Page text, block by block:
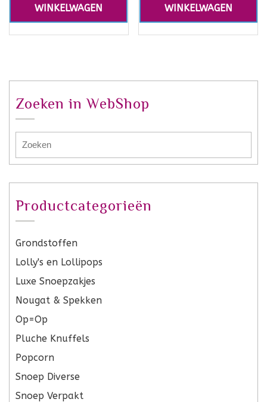
WINKELWAGEN
WINKELWAGEN
Zoeken in WebShop
Productcategorieën
Grondstoffen
Lolly's en Lollipops
Luxe Snoepzakjes
Nougat & Spekken
Op=Op
Pluche Knuffels
Popcorn
Snoep Diverse
Snoep Verpakt